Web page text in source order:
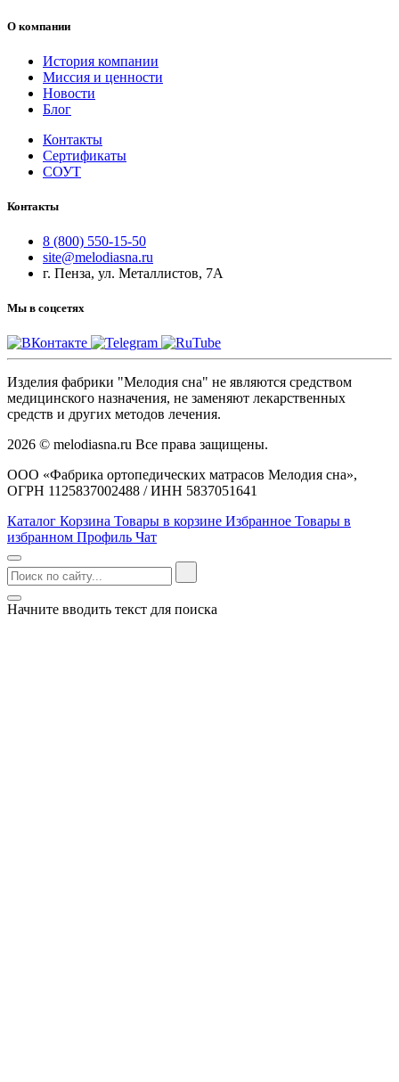
О компании
История компании
Миссия и ценности
Новости
Блог
Контакты
Сертификаты
СОУТ
Контакты
8 (800) 550-15-50
site@melodiasna.ru
г. Пенза, ул. Металлистов, 7А
Мы в соцсетях
Изделия фабрики "Мелодия сна" не являются средством
медицинского назначения, не заменяют лекарственных
средств и других методов лечения.
2026 © melodiasna.ru Все права защищены.
ООО «Фабрика ортопедических матрасов Мелодия сна»,
ОГРН 1125837002488 / ИНН 5837051641
Каталог Корзина Товары в корзине Избранное Товары в
избранном Профиль Чат
Начните вводить текст для поиска